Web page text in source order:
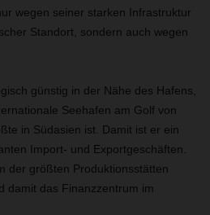
wegen seiner starken Infrastruktur
Standort, sondern auch wegen
günstig in der Nähe des Hafens,
Seehafen am Golf von
in Südasien ist. Damit ist er ein
Import- und Exportgeschäften.
der größten Produktionsstätten
damit das Finanzzentrum im